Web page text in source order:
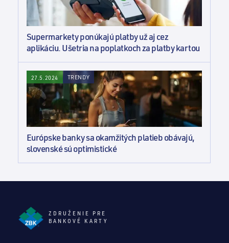
Supermarkety ponúkajú platby už aj cez
aplikáciu. Ušetria na poplatkoch za platby kartou
27.5.2024 TRENDY
Európske banky sa okamžitých platieb obávajú,
slovenské sú optimistické
ZDRUŽENIE PRE
BANKOVÉ KARTY